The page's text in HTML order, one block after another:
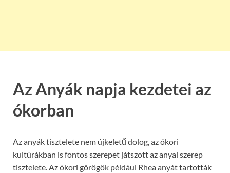
Az Anyák napja kezdetei az
ókorban
Az anyák tisztelete nem újkeletű dolog, az ókori
kultúrákban is fontos szerepet játszott az anyai szerep
tisztelete. Az ókori görögök például Rhea anyát tartották